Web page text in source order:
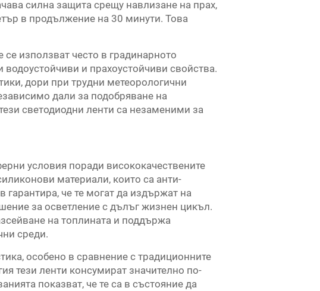
силна защита срещу навлизане на прах,
в продължение на 30 минути. Това
използват често в градинарното
и прахоустойчиви свойства.
дори при трудни метеорологични
дали за подобряване на
светодиодни ленти са незаменими за
условия поради висококачествените
материали, които са анти-
гарантира, че те могат да издържат на
за осветление с дълъг жизнен цикъл.
на топлината и поддържа
среди.
особено в сравнение с традиционните
тези ленти консумират значително по-
показват, че те са в състояние да